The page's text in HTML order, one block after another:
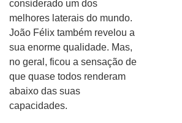
considerado um dos
melhores laterais do mundo.
João Félix também revelou a
sua enorme qualidade. Mas,
no geral, ficou a sensação de
que quase todos renderam
abaixo das suas
capacidades.